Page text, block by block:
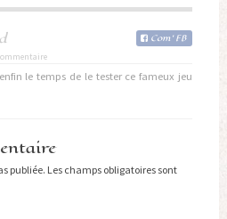
Com 'FB
le temps de le tester ce fameux jeu
publiée. Les champs obligatoires sont